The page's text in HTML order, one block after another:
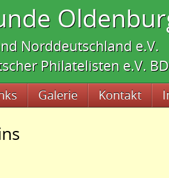
Norddeutschland e.V.
Philatelisten e.V.
Galerie Kontakt